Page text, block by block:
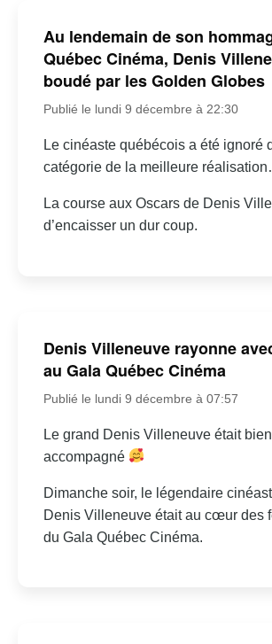
Au lendemain de son
Québec Cinéma, Denis
boudé par les Golden Globes
Publié le lundi 9 décembre à 22:30
Le cinéaste québécois a été ignoré
catégorie de la meilleure
La course aux Oscars de Denis
d’encaisser un dur coup.
Denis Villeneuve rayonne
au Gala Québec Cinéma
Publié le lundi 9 décembre à 07:57
Le grand Denis Villeneuve était bien
accompagné
Dimanche soir, le légendaire
Denis Villeneuve était au cœur des
du Gala Québec Cinéma.